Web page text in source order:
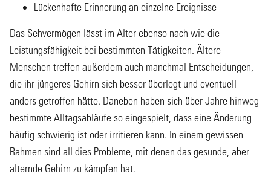
Lückenhafte Erinnerung an einzelne Ereignisse
Das Sehvermögen lässt im Alter ebenso nach wie die
Leistungsfähigkeit bei bestimmten Tätigkeiten. Ältere
Menschen treffen außerdem auch manchmal Entscheidungen,
die ihr jüngeres Gehirn sich besser überlegt und eventuell
anders getroffen hätte. Daneben haben sich über Jahre hinweg
bestimmte Alltagsabläufe so eingespielt, dass eine Änderung
häufig schwierig ist oder irritieren kann. In einem gewissen
Rahmen sind all dies Probleme, mit denen das gesunde, aber
alternde Gehirn zu kämpfen hat.